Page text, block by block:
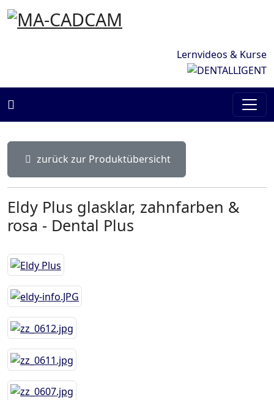
Lernvideos & Kurse
zurück zur Produktübersicht
Eldy Plus glasklar, zahnfarben &
rosa - Dental Plus